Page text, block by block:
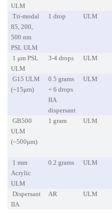
ULM
Tri-modal
85, 200,
500 nm
PSL ULM
1 drop ULM
1 μm PSL
ULM
3-4 drops ULM
G15 ULM
(~15μm)
0.5 grams
+ 6 drops
IIA
dispersant
ULM
GB500
ULM
(~500μm)
1 gram ULM
1 mm
Acrylic
ULM
0.2 grams ULM
Dispersant
IIA
AR ULM